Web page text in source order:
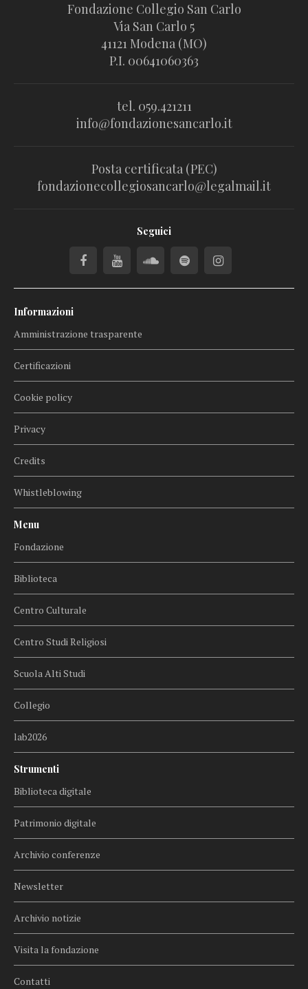
Fondazione Collegio San Carlo
Via San Carlo 5
41121 Modena (MO)
P.I. 00641060363
tel. 059.421211
info@fondazionesancarlo.it
Posta certificata (PEC)
fondazionecollegiosancarlo@legalmail.it
Seguici
Informazioni
Amministrazione trasparente
Certificazioni
Cookie policy
Privacy
Credits
Whistleblowing
Menu
Fondazione
Biblioteca
Centro Culturale
Centro Studi Religiosi
Scuola Alti Studi
Collegio
lab2026
Strumenti
Biblioteca digitale
Patrimonio digitale
Archivio conferenze
Newsletter
Archivio notizie
Visita la fondazione
Contatti